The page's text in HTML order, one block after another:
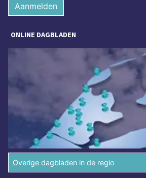
Aanmelden
ONLINE DAGBLADEN
Overige dagbladen in de regio